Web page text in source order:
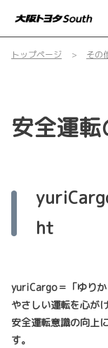
トップページ その
安全運
ht
yuriCargo＝「ゆりか
やさしい運転を心が
安全運転意識の向上
す。